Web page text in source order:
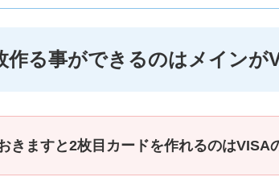
作る事ができるのはメインが
きますと2枚目カードを作れるのはVISA